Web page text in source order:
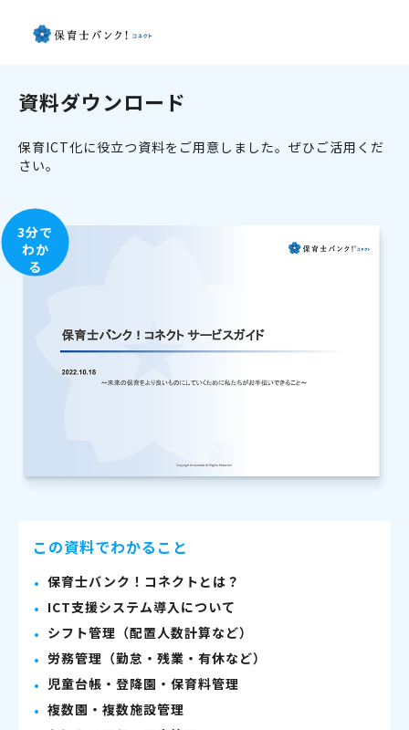
資料ダウンロード
保育ICT化に役立つ資料をご用意しました。ぜひご活用くだ
さい。
3分で
わか
る
この資料でわかること
保育士バンク！コネクトとは？
ICT支援システム導入について
シフト管理（配置人数計算など）
労務管理（勤怠・残業・有休など）
児童台帳・登降園・保育料管理
複数園・複数施設管理